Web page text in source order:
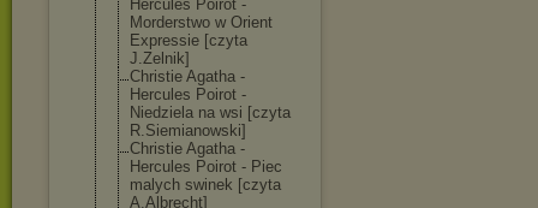
Hercules Poirot -
Morderstwo w Orient
Expressie [czyta
J.Zelnik]
Christie Agatha -
Hercules Poirot -
Niedziela na wsi [czyta
R.Siemianowski]
Christie Agatha -
Hercules Poirot - Piec
malych swinek [czyta
A.Albrecht]